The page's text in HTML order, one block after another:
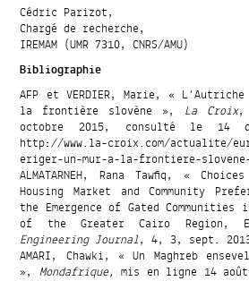
Cédric Parizot,
Chargé de recherche,
IREMAM (UMR 7310, CNRS/AMU)
Bibliographie
AFP et VERDIER, Marie, «
la frontière slovène », La Croix,
octobre 2015, consulté le 14
http://www.la-croix.com/actualite/
eriger-un-mur-a-la-frontiere-slovene-
ALMATARNEH, Rana Tawfiq, «
Housing Market and Community
the Emergence of Gated
of the Greater Cairo
Engineering Journal, 4, 3, sept.
AMARI, Chawki, « Un Maghreb
», Mondafrique, mis en ligne 14